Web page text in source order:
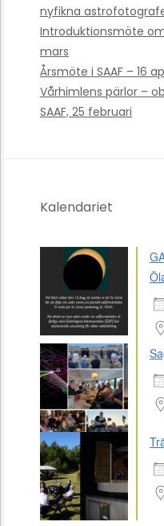
nyfikna
Introduktionsmöte
mars
Årsmöte i SAAF – 16
Vårhimlens pärlor –
SAAF, 25 februari
Kalendariet